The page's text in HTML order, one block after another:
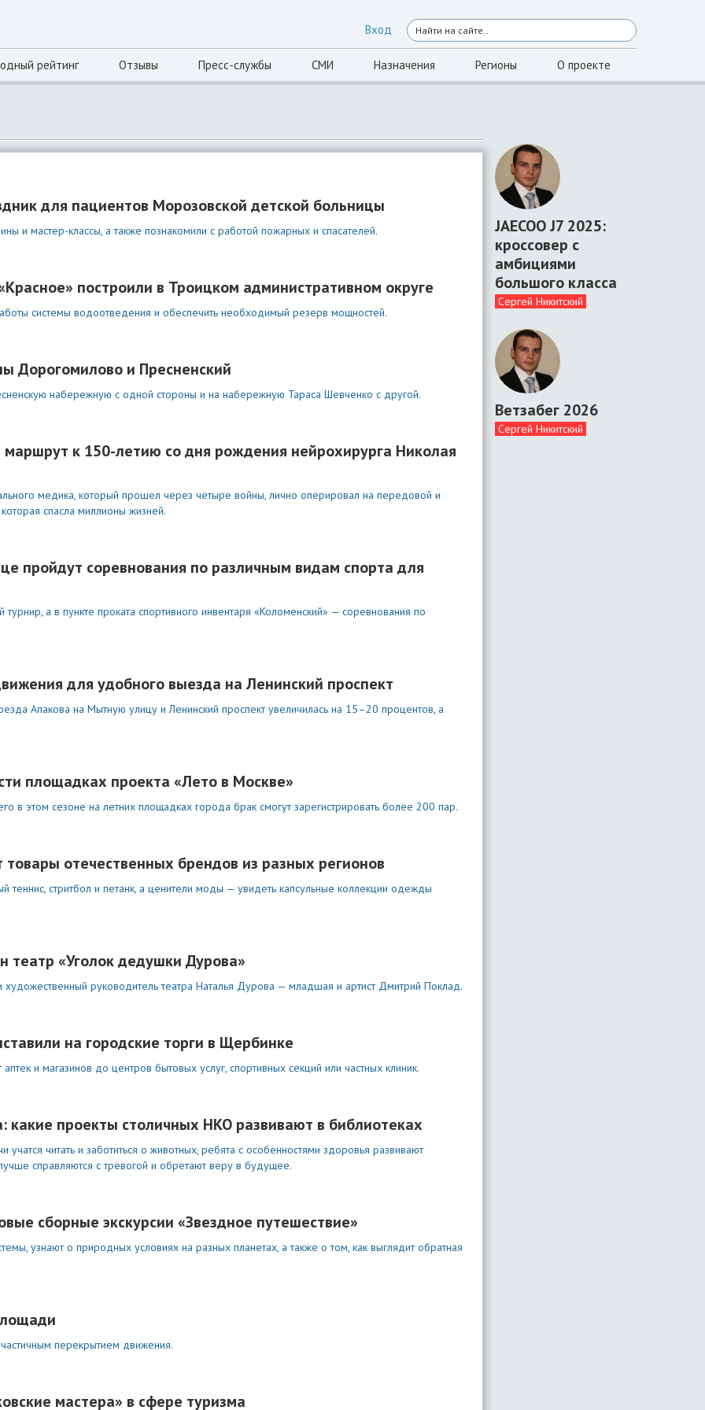
Вход
рейтинг Отзывы Пресс-службы СМИ Назначения Регионы О проекте
для пациентов Морозовской детской больницы
и мастер-классы, а также познакомили с работой пожарных и спасателей.
построили в Троицком административном округе
системы водоотведения и обеспечить необходимый резерв мощностей.
Дорогомилово и Пресненский
набережную с одной стороны и на набережную Тараса Шевченко с другой.
маршрут к 150-летию со дня рождения нейрохирурга Николая
медика, который прошел через четыре войны, лично оперировал на передовой и
спасла миллионы жизней.
пройдут соревнования по различным видам спорта для
а в пункте проката спортивного инвентаря «Коломенский» — соревнования по
для удобного выезда на Ленинский проспект
Апакова на Мытную улицу и Ленинский проспект увеличилась на 15–20 процентов, а
площадках проекта «Лето в Москве»
этом сезоне на летних площадках города брак смогут зарегистрировать более 200 пар.
отечественных брендов из разных регионов
теннис, стритбол и петанк, а ценители моды — увидеть капсульные коллекции одежды
театр «Уголок дедушки Дурова»
руководитель театра Наталья Дурова — младшая и артист Дмитрий Поклад.
на городские торги в Щербинке
и магазинов до центров бытовых услуг, спортивных секций или частных клиник.
проекты столичных НКО развивают в библиотеках
читать и заботиться о животных, ребята с особенностями здоровья развивают
справляются с тревогой и обретают веру в будущее.
сборные экскурсии «Звездное путешествие»
узнают о природных условиях на разных планетах, а также о том, как выглядит обратная
перекрытием движения.
мастера» в сфере туризма
JAECOO J7 2025:
кроссовер с
амбициями
большого класса
Сергей Никитский
Ветзабег 2026
Сергей Никитский